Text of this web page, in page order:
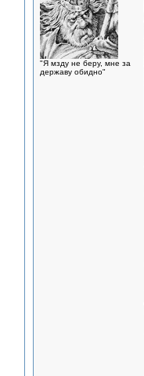
"Я мзду не беру, мне за
державу обидно"